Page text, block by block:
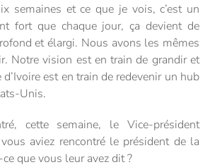
semaines et ce que je vois, c’est un
fort que chaque jour, ça devient de
et élargi. Nous avons les mêmes
Notre vision est en train de grandir et
d’Ivoire est en train de redevenir un hub
Unis.
cette semaine, le Vice-président
aviez rencontré le président de la
que vous leur avez dit ?